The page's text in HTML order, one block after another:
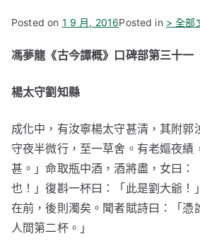
Posted on 1 9 月, 2016Posted in > 全部
馮夢龍《古今譚概》口碑部第三十一
楊太守劉知縣
成化中，有汝寧楊太守甚清，其附郭
守夜半微行，至一草舍。有老嫗夜績
甚。」命取瓶中酒，酒將盡，女曰：
也！」復斟一杯曰：「此是劉大爺！
在前，後則濁矣。聞者賦詩曰：「憑
人間第二杯。」